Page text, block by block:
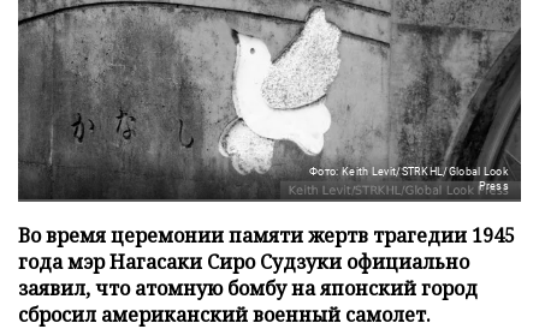
Фото: Keith Levit/STRKHL/Global Look
Press
Во время церемонии памяти жертв трагедии 1945
года мэр Нагасаки Сиро Судзуки официально
заявил, что атомную бомбу на японский город
сбросил американский военный самолет.